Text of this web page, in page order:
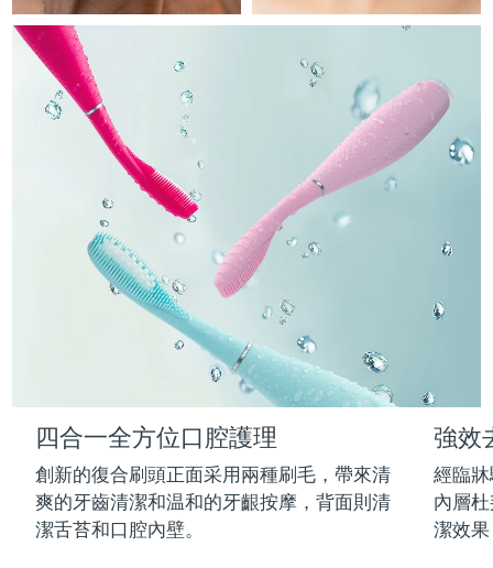
四合一全方位口腔護理
創新的復合刷頭正面采用兩種刷毛，帶來清
爽的牙齒清潔和温和的牙齦按摩，背面則清
潔舌苔和口腔內壁。
強效
經臨
內層
潔效
Travel-friendly IPL hair removal
PEACH™ Cooling Prep Gel
Cooling IPL hair removal gel
Firming body serum
ESPADA™ 2
ESPADA™ Blemish Solution
Concentrated acne gel
ESPADA™ 設備
All acne treatment devices
IRIS™ 2
眼部護膚
Advanced eye care treatment
眼部護理設備
All revitalizing eye massagers
Diamond microdermabrasion .
KIWI™
Blackhead remover
KIWI™ 皮肤护理
Advanced pore care essentials
2-in-1 LED scalp massager
FLIP™ play advanced
LED light hairbrush
LUNA™ Dual-Peptide Scalp
Serum
For healthy hair
牙齒美白
NEW
issa™ Teeth Whitening Set
Dual LED + sonic device & 18% PAP gel
issa™ Teeth Whitening Gel
18% PAP
男士
匈牙利 09/08/2026
冰島 預計送達日期 10/08/2026
預計送達日期07/08/2026
預計送達日期 09/08/2026
預計送達日期 11/08/2026
預計送達日期
預計送達日期12/08/2026
澤西島 14/08/2026
哈薩克 預計送達日期11/08/2026